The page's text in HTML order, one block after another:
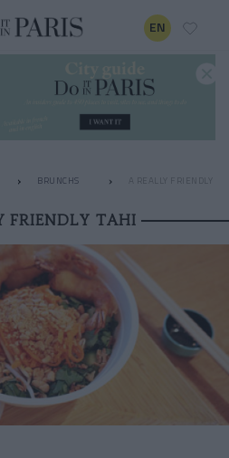
EN
BRUNCHS A REALLY FRIENDLY
FRIENDLY TAHI